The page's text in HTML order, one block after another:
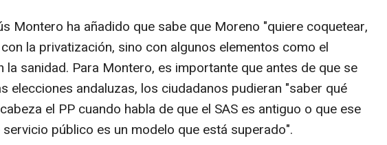
Montero ha añadido que sabe que Moreno "quiere coquetear,
la privatización, sino con algunos elementos como el
la sanidad. Para Montero, es importante que antes de que se
elecciones andaluzas, los ciudadanos pudieran "saber qué
el PP cuando habla de que el SAS es antiguo o que ese
público es un modelo que está superado".